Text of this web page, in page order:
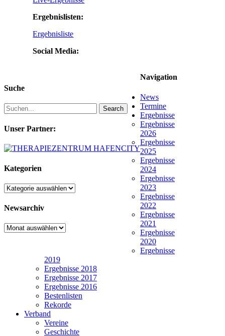
Ergebnislisten:
Ergebnisliste
Social Media:
Suche
Search
Unser Partner:
Kategorien
Kategorien
Newsarchiv
Newsarchiv
Navigation
News
Termine
Ergebnisse
Ergebnisse
2026
Ergebnisse
2025
Ergebnisse
2024
Ergebnisse
2023
Ergebnisse
2022
Ergebnisse
2021
Ergebnisse
2020
Ergebnisse
2019
Ergebnisse 2018
Ergebnisse 2017
Ergebnisse 2016
Bestenlisten
Rekorde
Verband
Vereine
Geschichte